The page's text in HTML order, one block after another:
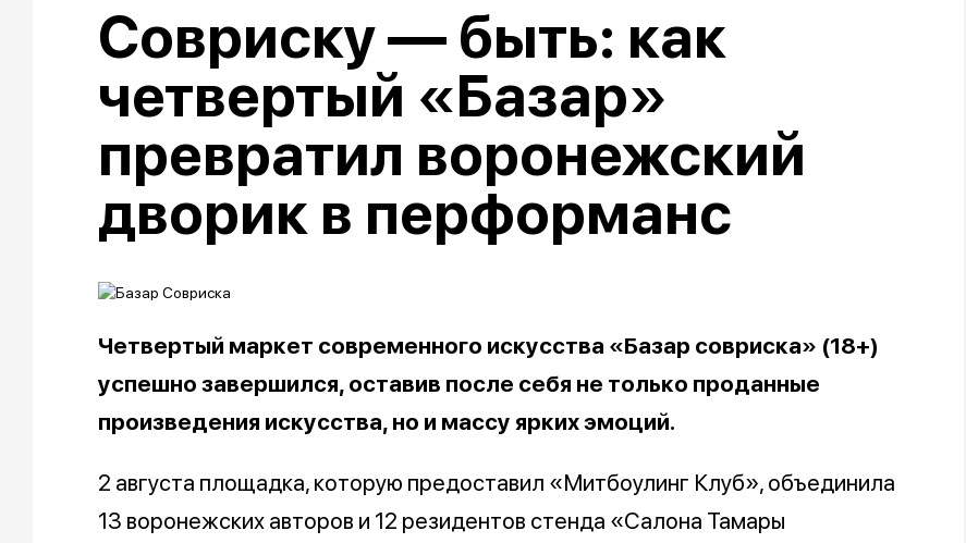
Совриску — быть: как
четвертый «Базар»
превратил воронежский
дворик в перформанс
Четвертый маркет современного искусства «Базар совриска» (18+)
успешно завершился, оставив после себя не только проданные
произведения искусства, но и массу ярких эмоций.
2 августа площадка, которую предоставил «Митбоулинг Клуб», объединила
13 воронежских авторов и 12 резидентов стенда «Салона Тамары